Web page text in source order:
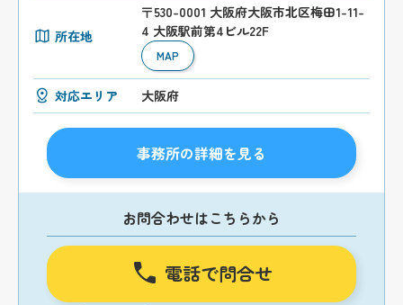
所在地
〒530-0001 大阪府大阪市北区梅田1-11-
4 大阪駅前第4ビル22F
MAP
対応エリア 大阪府
事務所の詳細を見る
お問合わせはこちらから
電話で問合せ